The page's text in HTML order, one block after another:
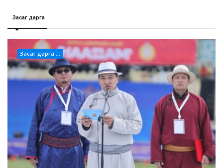
Засаг дарга
Засаг дарга ...